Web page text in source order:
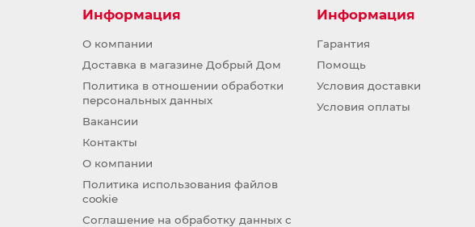
Информация
О компании
Доставка в магазине Добрый Дом
Политика в отношении обработки
персональных данных
Вакансии
Контакты
О компании
Политика использования файлов
cookie
Соглашение на обработку данных с
Информация
Гарантия
Помощь
Условия доставки
Условия оплаты